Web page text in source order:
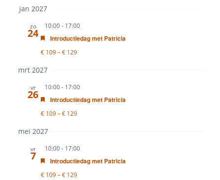
jan 2027
zo
24
10:00- 17:00
Uitgelicht
Introductiedag met Patricia
€ 109 – € 129
mrt 2027
vr
26
10:00- 17:00
Uitgelicht
Introductiedag met Patricia
€ 109 – € 129
mei 2027
vr
7
10:00- 17:00
Uitgelicht
Introductiedag met Patricia
€ 109 – € 129